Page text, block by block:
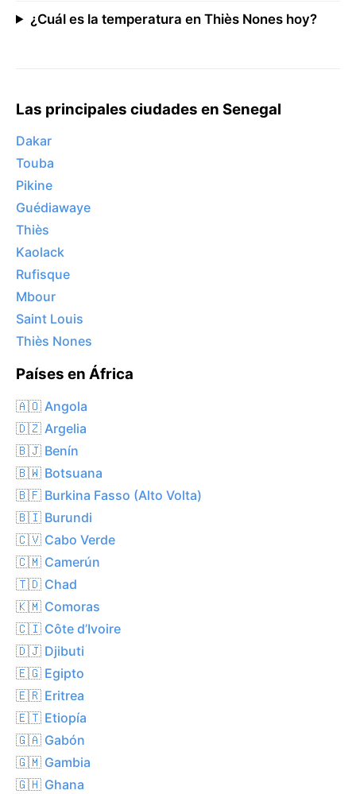
¿Cuál es la temperatura en Thiès Nones hoy?
Las principales ciudades en Senegal
Dakar
Touba
Pikine
Guédiawaye
Thiès
Kaolack
Rufisque
Mbour
Saint Louis
Thiès Nones
Países en África
🇦🇴 Angola
🇩🇿 Argelia
🇧🇯 Benín
🇧🇼 Botsuana
🇧🇫 Burkina Fasso (Alto Volta)
🇧🇮 Burundi
🇨🇻 Cabo Verde
🇨🇲 Camerún
🇹🇩 Chad
🇰🇲 Comoras
🇨🇮 Côte d’Ivoire
🇩🇯 Djibuti
🇪🇬 Egipto
🇪🇷 Eritrea
🇪🇹 Etiopía
🇬🇦 Gabón
🇬🇲 Gambia
🇬🇭 Ghana